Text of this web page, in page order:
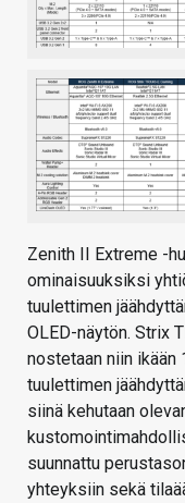
Zenith II Extreme -
ominaisuuksiksi
tuulettimen
OLED-näytön. Strix
nostetaan niin ikään
tuulettimen
siinä kehutaan
suunnattu
yhteyksiin sekä